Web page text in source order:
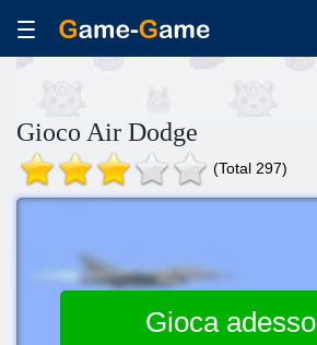
Gioco Air Dodge
(Total 297)
Gioca adesso